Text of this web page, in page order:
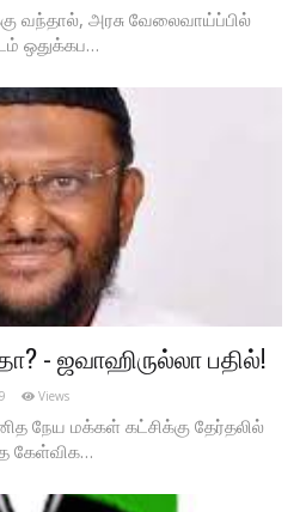
வந்தால், அரசு வேலைவாய்ப்பில்
ஒதுக்கப…
- ஜவாஹிருல்லா பதில்!
Views
நேய மக்கள் கட்சிக்கு தேர்தலில்
கேள்விக…